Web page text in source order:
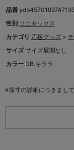
品番
性別 ユニセックス
カテゴリ 応援グッズ >
サイズ サイズ展開なし
カラー DB.キララ
※採寸の詳細につきまして